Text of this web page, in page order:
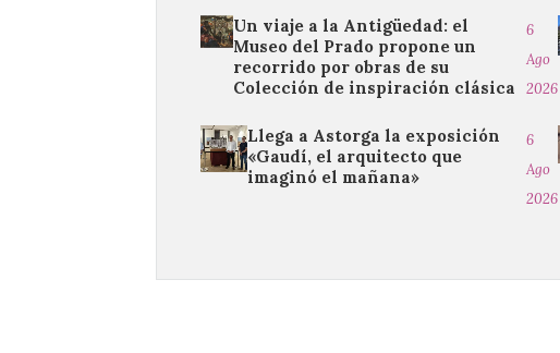
Un viaje a la Antigüedad: el
Museo del Prado propone un
recorrido por obras de su
Colección de inspiración clásica
6
Ago
2026
Llega a Astorga la exposición
«Gaudí, el arquitecto que
imaginó el mañana»
6
Ago
2026